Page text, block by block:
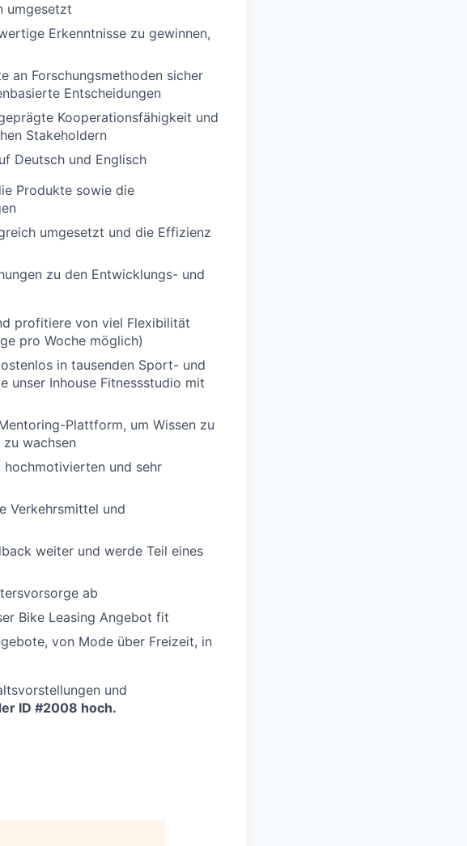
umgesetzt
Erkenntnisse zu gewinnen,
an Forschungsmethoden sicher
Entscheidungen
Kooperationsfähigkeit und
Stakeholdern
Deutsch und Englisch
Produkte sowie die
umgesetzt und die Effizienz
zu den Entwicklungs- und
profitiere von viel Flexibilität
pro Woche möglich)
in tausenden Sport- und
unser Inhouse Fitnessstudio mit
Plattform, um Wissen zu
wachsen
hochmotivierten und sehr
Verkehrsmittel und
weiter und werde Teil eines
ab
Bike Leasing Angebot fit
von Mode über Freizeit, in
und
ID #2008 hoch.